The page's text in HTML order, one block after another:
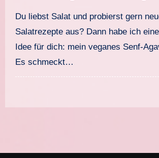
Dressing
Du liebst Salat und probierst gern neue
Salatrezepte aus? Dann habe ich
Idee für dich: mein veganes Senf-
Es schmeckt…